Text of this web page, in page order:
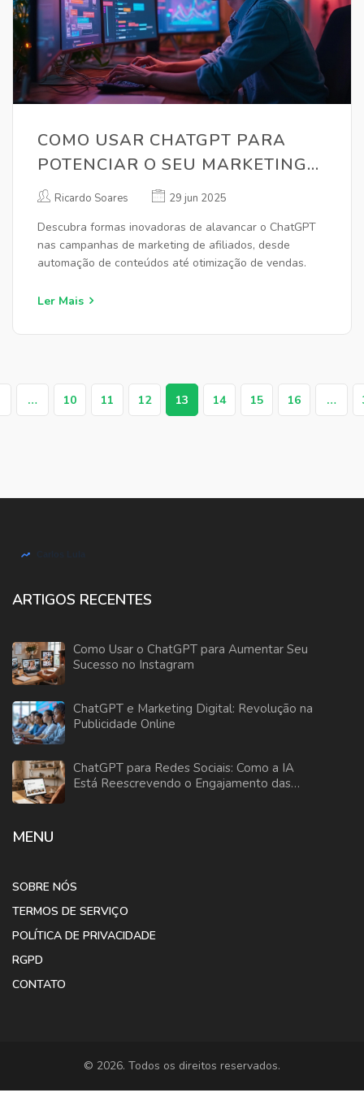
COMO USAR CHATGPT PARA
POTENCIAR O SEU MARKETING
DE AFILIADOS
Ricardo Soares 29 jun 2025
Descubra formas inovadoras de alavancar o ChatGPT
nas campanhas de marketing de afiliados, desde
automação de conteúdos até otimização de vendas.
Ler Mais
… 10 11 12 13 14 15 16 …
ARTIGOS RECENTES
Como Usar o ChatGPT para Aumentar Seu
Sucesso no Instagram
ChatGPT e Marketing Digital: Revolução na
Publicidade Online
ChatGPT para Redes Sociais: Como a IA
Está Reescrevendo o Engajamento das
MENU
SOBRE NÓS
TERMOS DE SERVIÇO
POLÍTICA DE PRIVACIDADE
RGPD
CONTATO
© 2026. Todos os direitos reservados.